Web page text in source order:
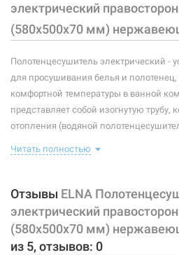
Высота:
Мощность:
Тип крепления:
Тип подключения:
Материал корпуса:
электрический
(580х500х70 мм)
Полотенцесушитель электрический -
для просушивания белья и
комфортной температуры в ванной
представляет собой изогнутую трубу,
отопления (водяной
правильно подобранный
Характеристики и конфигурация
товара могут изменяться
внесенные производителем
не несет.
Читать полностью
Отзывы ELNA
электрический
(580х500х70 мм)
из 5, отзывов: 0